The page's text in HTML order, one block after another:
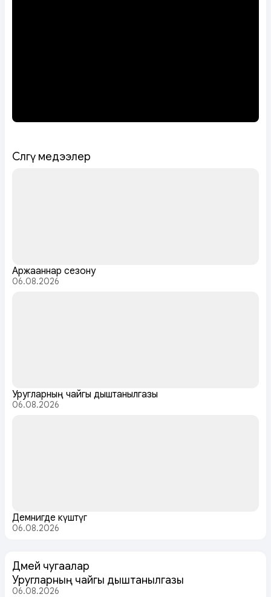
Сөөлгү медээлер
Аржааннар сезону
06.08.2026
Уругларның чайгы дыштанылгазы
06.08.2026
Демнигде күштүг
06.08.2026
Дөмей чугаалар
Уругларның чайгы дыштанылгазы
06.08.2026